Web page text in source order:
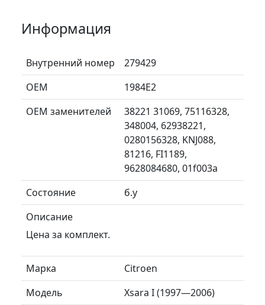
Информация
Внутренний номер
279429
ОЕМ
1984E2
ОЕМ заменителей
38221 31069, 75116328,
348004, 62938221,
0280156328, KNJ088,
81216, FI1189,
9628084680, 01f003a
Состояние
б.у
Описание
Цена за комплект.
Марка
Citroen
Модель
Xsara I (1997—2006)